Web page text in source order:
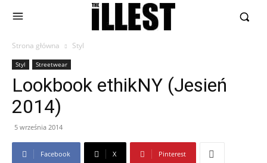
Strona główna Styl
Styl Streetwear
Lookbook ethikNY (Jesień
2014)
5 września 2014
Facebook X Pinterest